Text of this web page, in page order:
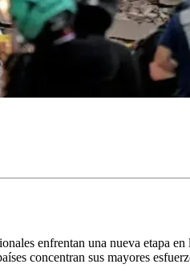
enfrentan una nueva etapa en
concentran sus mayores